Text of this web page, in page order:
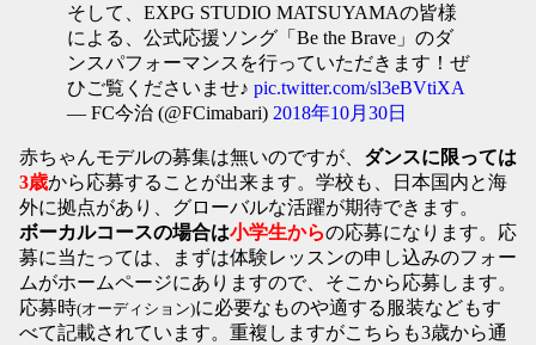
そして、EXPG STUDIO MATSUYAMAの皆様
による、公式応援ソング「Be the Brave」のダ
ンスパフォーマンスを行っていただきます！ぜ
ひご覧くださいませ♪ pic.twitter.com/sl3eBVtiXA
— FC今治 (@FCimabari) 2018年10月30日
赤ちゃんモデルの募集は無いのですが、 ダンスに限っては
3歳から応募することが出来ます。学校も、日本国内と海
外に拠点があり、グローバルな活躍が期待できます。
ボーカルコースの場合は小学生からの応募になります。応
募に当たっては、まずは体験レッスンの申し込みのフォー
ムがホームページにありますので、そこから応募します。
応募時(オーディション)に必要なものや適する服装などもす
べて記載されています。重複しますがこちらも3歳から通